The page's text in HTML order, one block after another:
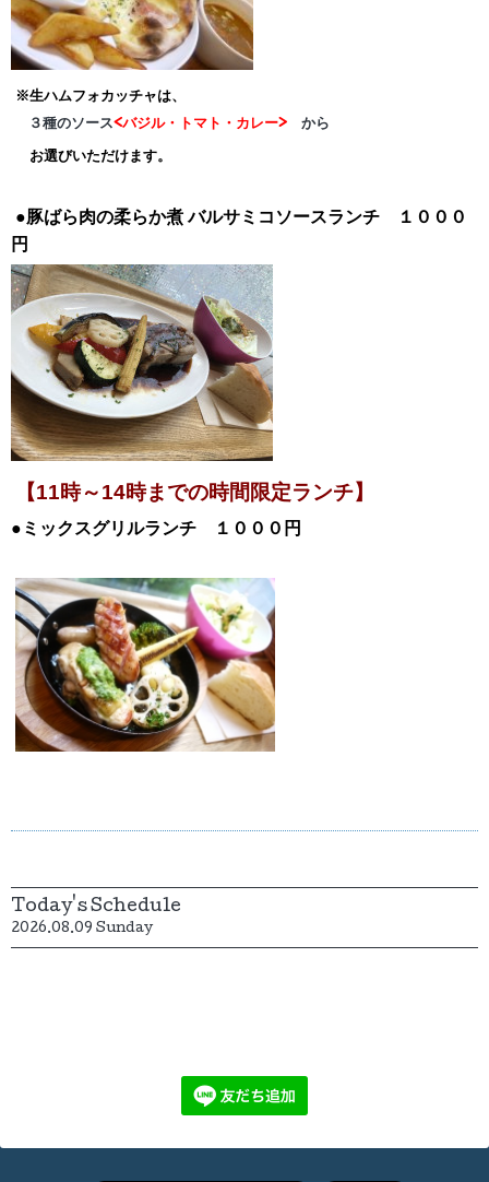
※生ハムフォカッチャは、
３種のソース<バジル・トマト・カレー> から
お選びいただけます。
●豚ばら肉の柔らか煮バルサミコソースランチ １０００
円
【11時～14時までの時間限定ランチ】
●ミックスグリルランチ １０００円
Today's Schedule
2026.08.09 Sunday